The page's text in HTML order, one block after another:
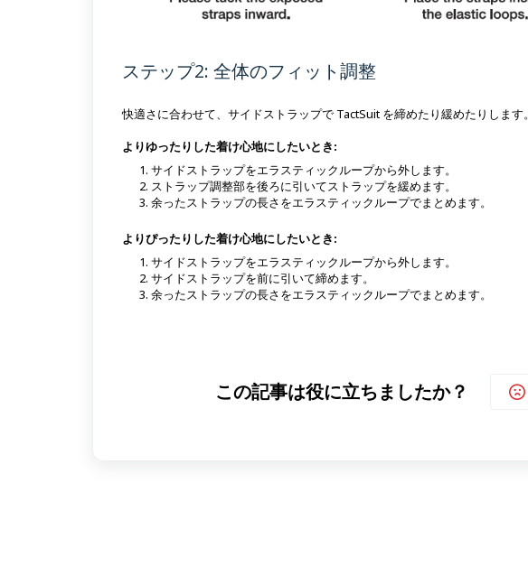
ステップ2: 全体のフィット調整
快適さに合わせて、サイドストラップで TactSuit を締めたり緩めたりします。
よりゆったりした着け心地にしたいとき:
サイドストラップをエラスティックループから外します。
ストラップ調整部を後ろに引いてストラップを緩めます。
余ったストラップの長さをエラスティックループでまとめます。
よりぴったりした着け心地にしたいとき:
サイドストラップをエラスティックループから外します。
サイドストラップを前に引いて締めます。
余ったストラップの長さをエラスティックループでまとめます。
この記事は役に立ちましたか？